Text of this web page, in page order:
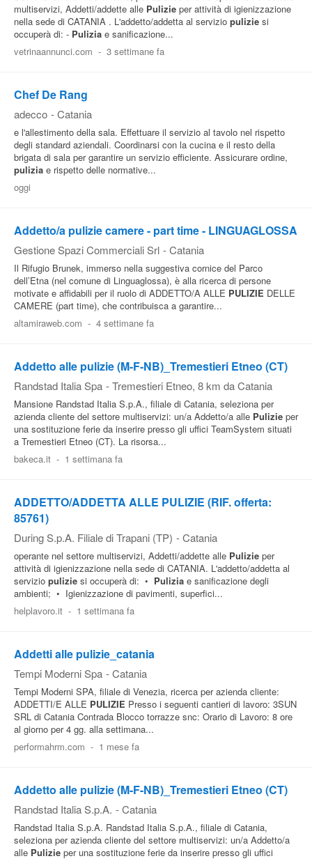
multiservizi, Addetti/addette alle Pulizie per attività di igienizzazione
nella sede di CATANIA . L'addetto/addetta al servizio pulizie si
occuperà di: - Pulizia e sanificazione...
vetrinaannunci.com - 3 settimane fa
Chef De Rang
adecco - Catania
e l'allestimento della sala. Effettuare il servizio al tavolo nel rispetto
degli standard aziendali. Coordinarsi con la cucina e il resto della
brigata di sala per garantire un servizio efficiente. Assicurare ordine,
pulizia e rispetto delle normative...
oggi
Addetto/a pulizie camere - part time - LINGUAGLOSSA
Gestione Spazi Commerciali Srl - Catania
Il Rifugio Brunek, immerso nella suggestiva cornice del Parco
dell’Etna (nel comune di Linguaglossa), è alla ricerca di persone
motivate e affidabili per il ruolo di ADDETTO/A ALLE PULIZIE DELLE
CAMERE (part time), che contribuisca a garantire...
altamiraweb.com - 4 settimane fa
Addetto alle pulizie (M-F-NB)_Tremestieri Etneo (CT)
Randstad Italia Spa - Tremestieri Etneo, 8 km da Catania
Mansione Randstad Italia S.p.A., filiale di Catania, seleziona per
azienda cliente del settore multiservizi: un/a Addetto/a alle Pulizie per
una sostituzione ferie da inserire presso gli uffici TeamSystem situati
a Tremestieri Etneo (CT). La risorsa...
bakeca.it - 1 settimana fa
ADDETTO/ADDETTA ALLE PULIZIE (RIF. offerta:
85761)
During S.p.A. Filiale di Trapani (TP) - Catania
operante nel settore multiservizi, Addetti/addette alle Pulizie per
attività di igienizzazione nella sede di CATANIA. L'addetto/addetta al
servizio pulizie si occuperà di: • Pulizia e sanificazione degli
ambienti; • Igienizzazione di pavimenti, superfici...
helplavoro.it - 1 settimana fa
Addetti alle pulizie_catania
Tempi Moderni Spa - Catania
Tempi Moderni SPA, filiale di Venezia, ricerca per azienda cliente:
ADDETTI/E ALLE PULIZIE Presso i seguenti cantieri di lavoro: 3SUN
SRL di Catania Contrada Blocco torrazze snc: Orario di Lavoro: 8 ore
al giorno per 4 gg. alla settimana...
performahrm.com - 1 mese fa
Addetto alle pulizie (M-F-NB)_Tremestieri Etneo (CT)
Randstad Italia S.p.A. - Catania
Randstad Italia S.p.A. Randstad Italia S.p.A., filiale di Catania,
seleziona per azienda cliente del settore multiservizi: un/a Addetto/a
alle Pulizie per una sostituzione ferie da inserire presso gli uffici